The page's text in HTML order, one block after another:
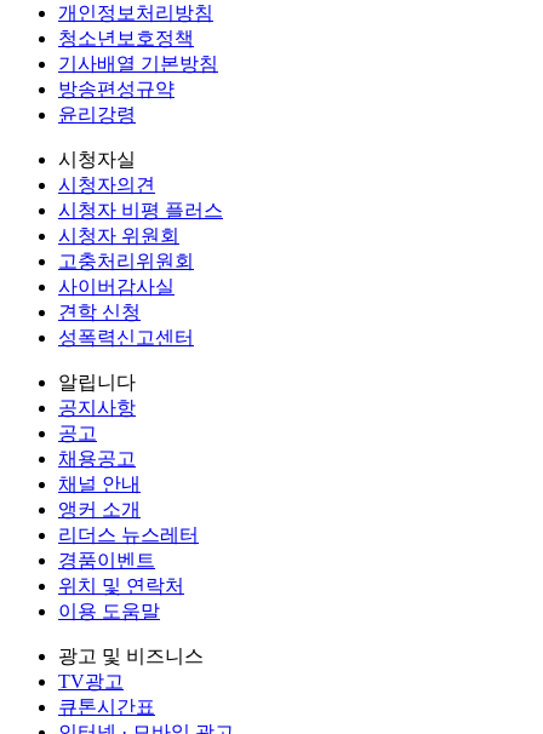
개인정보처리방침
청소년보호정책
기사배열 기본방침
방송편성규약
윤리강령
시청자실
시청자의견
시청자 비평 플러스
시청자 위원회
고충처리위원회
사이버감사실
견학 신청
성폭력신고센터
알립니다
공지사항
공고
채용공고
채널 안내
앵커 소개
리더스 뉴스레터
경품이벤트
위치 및 연락처
이용 도움말
광고 및 비즈니스
TV광고
큐톤시간표